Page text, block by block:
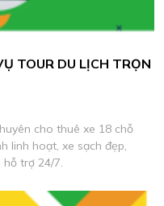
TOUR DU LỊCH TRỌN
cho thuê xe 18 chỗ
linh hoạt, xe sạch đẹp,
trợ 24/7.